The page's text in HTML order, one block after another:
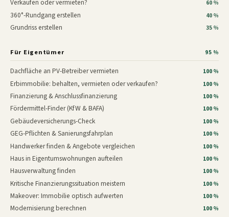
Verkaufen oder vermieten? 60 %
360°-Rundgang erstellen 40 %
Grundriss erstellen 35 %
Für Eigentümer 95 %
Dachfläche an PV-Betreiber vermieten 100 %
Erbimmobilie: behalten, vermieten oder verkaufen? 100 %
Finanzierung & Anschlussfinanzierung 100 %
Fördermittel-Finder (KfW & BAFA) 100 %
Gebäudeversicherungs-Check 100 %
GEG-Pflichten & Sanierungsfahrplan 100 %
Handwerker finden & Angebote vergleichen 100 %
Haus in Eigentumswohnungen aufteilen 100 %
Hausverwaltung finden 100 %
Kritische Finanzierungssituation meistern 100 %
Makeover: Immobilie optisch aufwerten 100 %
Modernisierung berechnen 100 %